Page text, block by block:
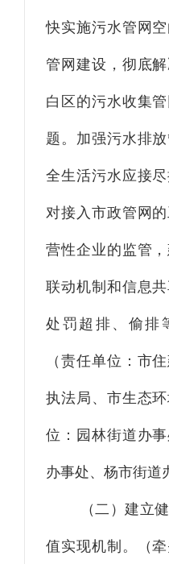
快实施污水管网
管网建设，彻底
白区的污水收集
题。加强污水排
全生活污水应接
对接入市政管网
营性企业的监管
联动机制和信息
处罚超排、偷排
（责任单位：市
执法局、市生态
位：园林街道办
办事处、杨市街道
（二）建立
值实现机制。（